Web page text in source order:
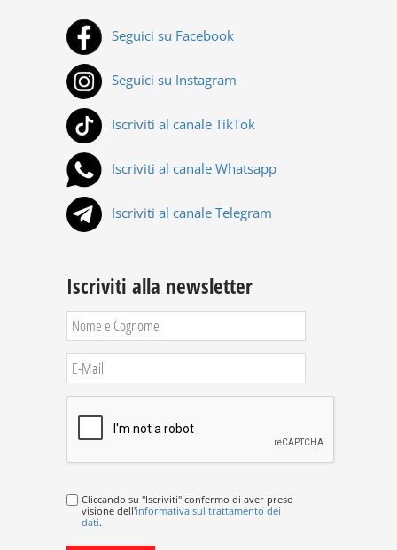
Seguici su Facebook
Seguici su Instagram
Iscriviti al canale TikTok
Iscriviti al canale Whatsapp
Iscriviti al canale Telegram
Iscriviti alla newsletter
Cliccando su "Iscriviti" confermo di aver preso
visione dell'informativa sul trattamento dei
dati.